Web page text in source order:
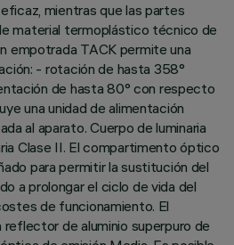
mientras que las partes
material termoplástico técnico de
empotrada TACK permite una
- rotación de hasta 358°
de hasta 80° con respecto
una unidad de alimentación
al aparato. Cuerpo de luminaria
Clase II. El compartimento óptico
para permitir la sustitución del
a prolongar el ciclo de vida del
de funcionamiento. El
de aluminio superpuro de